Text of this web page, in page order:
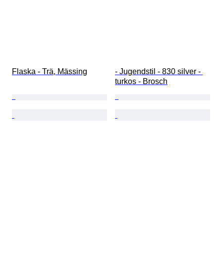
Flaska - Trä, Mässing
- Jugendstil - 830 silver -
turkos - Brosch